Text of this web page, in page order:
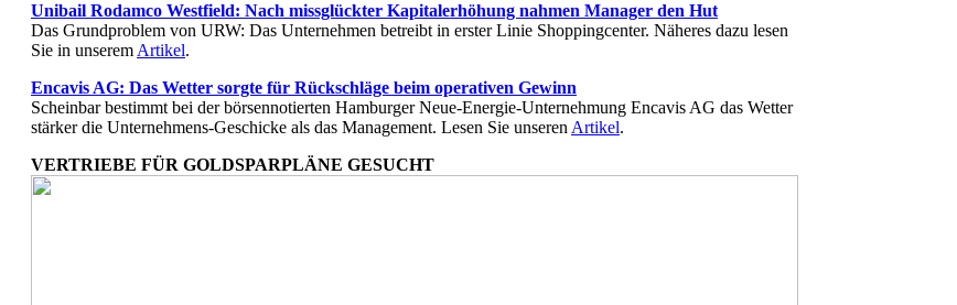
Unibail Rodamco Westfield: Nach missglückter Kapitalerhöhung nahmen Manager den Hut
Das Grundproblem von URW: Das Unternehmen betreibt in erster Linie Shoppingcenter. Näheres dazu lesen
Sie in unserem Artikel.
Encavis AG: Das Wetter sorgte für Rückschläge beim operativen Gewinn
Scheinbar bestimmt bei der börsennotierten Hamburger Neue-Energie-Unternehmung Encavis AG das Wetter
stärker die Unternehmens-Geschicke als das Management. Lesen Sie unseren Artikel.
VERTRIEBE FÜR GOLDSPARPLÄNE GESUCHT